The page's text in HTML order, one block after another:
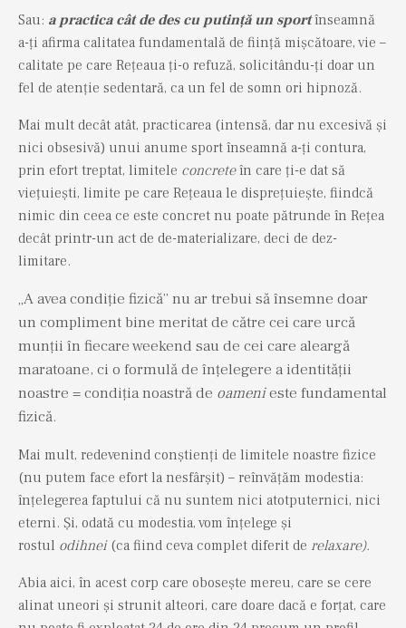
Sau: a practica cât de des cu putință un sportînseamnă
a-ți afirma calitatea fundamentală de ființă mișcătoare, vie –
calitate pe care Rețeaua ți-o refuză, solicitându-ți doar un
fel de atenție sedentară, ca un fel de somn ori hipnoză.
Mai mult decât atât, practicarea (intensă, dar nu excesivă și
nici obsesivă) unui anume sport înseamnă a-ți contura,
prin efort treptat, limitele concreteîn care ți-e dat să
viețuiești, limite pe care Rețeaua le disprețuiește, fiindcă
nimic din ceea ce este concret nu poate pătrunde în Rețea
decât printr-un act de de-materializare, deci de dez-
limitare.
„A avea condiție fizică” nu ar trebui să însemne doar
un compliment bine meritat de către cei care urcă
munții în fiecare weekend sau de cei care aleargă
maratoane, ci o formulă de înțelegere a identității
noastre = condiția noastră de oamenieste fundamental
fizică.
Mai mult, redevenind conștienți de limitele noastre fizice
(nu putem face efort la nesfârșit) – reînvățăm modestia:
înțelegerea faptului că nu suntem nici atotputernici, nici
eterni. Și, odată cu modestia, vom înțelege și
rostul odihnei(ca fiind ceva complet diferit de relaxare).
Abia aici, în acest corp care obosește mereu, care se cere
alinat uneori și strunit alteori, care doare dacă e forțat, care